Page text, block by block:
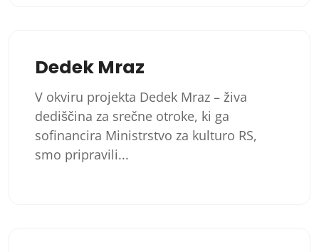
Dedek Mraz
V okviru projekta Dedek Mraz – živa
dediščina za srečne otroke, ki ga
sofinancira Ministrstvo za kulturo RS,
smo pripravili...